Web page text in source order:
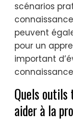
scénarios
peuvent
pour un
important
Quels outils
aider à la